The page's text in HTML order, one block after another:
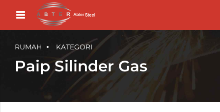
RUMAH KATEGORI
Paip Silinder Gas